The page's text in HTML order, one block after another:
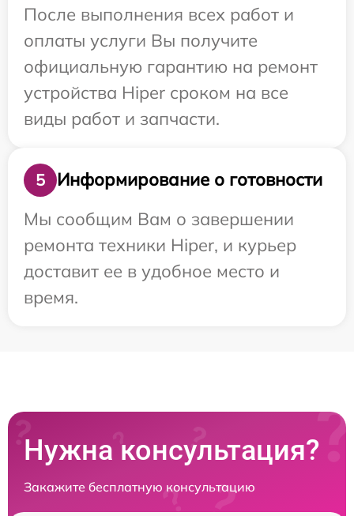
После выполнения всех работ и
оплаты услуги Вы получите
официальную гарантию на ремонт
устройства Hiper сроком на все
виды работ и запчасти.
5
Информирование о готовности
Мы сообщим Вам о завершении
ремонта техники Hiper, и курьер
доставит ее в удобное место и
время.
Нужна консультация?
Закажите бесплатную консультацию